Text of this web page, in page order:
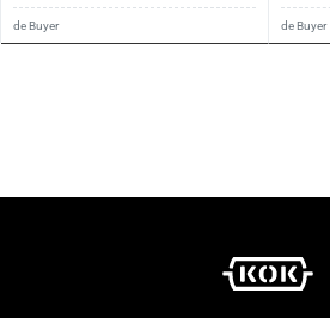
de Buyer de Buyer